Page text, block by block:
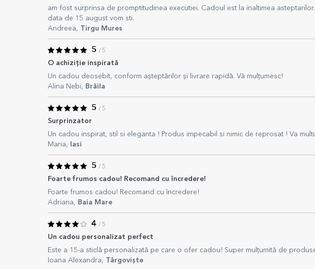
am fost surprinsa de promptitudinea executiei. Cadoul est la inaltimea
data de 15 august vom sti.
Andreea, Tirgu Mures
5 / 5
O achiziție inspirată
Un cadou deosebit, conform așteptărilor și livrare rapidă. Vă mulțumesc!
Alina Nebi, Brăila
5 / 5
Surprinzator
Un cadou inspirat, stil si eleganta ! Produs impecabil si nimic de reprosat ! Va
Maria,
Iasi
5 / 5
Foarte frumos cadou! Recomand cu încredere!
Foarte frumos cadou! Recomand cu încredere!
Adriana, Baia Mare
4 / 5
Un cadou personalizat perfect
Este a 15-a sticlă personalizată pe care o ofer cadou! Super mulțumită de
Ioana Alexandra, Târgoviște